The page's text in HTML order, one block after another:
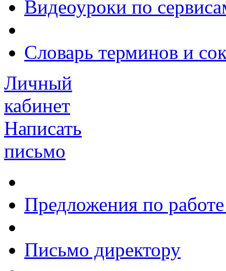
Видеоуроки по
Словарь терминов и
Личный
кабинет
Написать
письмо
Предложения по работе
Письмо директору